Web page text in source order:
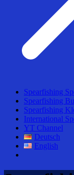
Spearfishing
Spearfishing
Spearfishing
International
YT Channel
Deutsch
English